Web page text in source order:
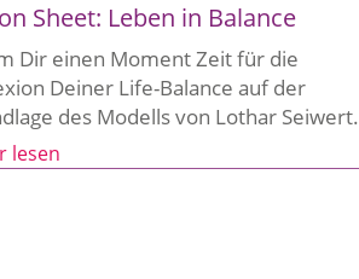
Sheet: Leben in Balance
Dir einen Moment Zeit für die
Deiner Life-Balance auf der
des Modells von Lothar Seiwert.
lesen